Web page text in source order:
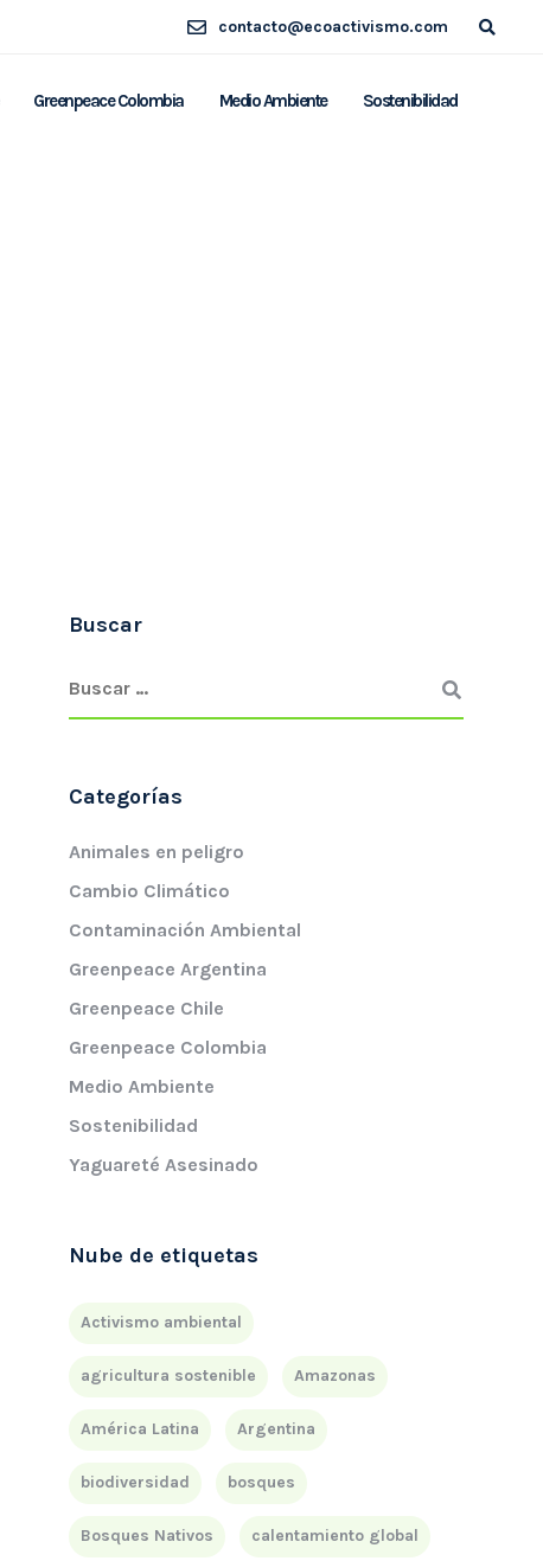
contacto@ecoactivismo.com
Greenpeace Colombia Medio Ambiente Sostenibilidad
Buscar
Categorías
Animales en peligro
Cambio Climático
Contaminación Ambiental
Greenpeace Argentina
Greenpeace Chile
Greenpeace Colombia
Medio Ambiente
Sostenibilidad
Yaguareté Asesinado
Nube de etiquetas
Activismo ambiental
agricultura sostenible Amazonas
América Latina Argentina
biodiversidad bosques
Bosques Nativos calentamiento global